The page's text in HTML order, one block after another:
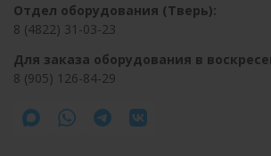
Отдел оборудования (Тверь):
8 (4822) 31-03-23
Для заказа оборудования в
8 (905) 126-84-29